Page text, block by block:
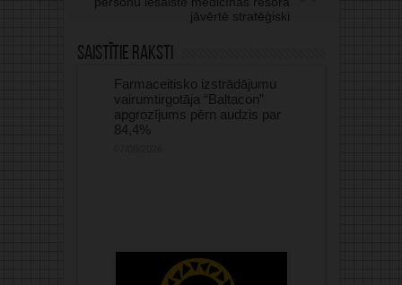
jāvērtē stratēģiski
Saistītie raksti
Farmaceitisko izstrādājumu
vairumtirgotāja “Baltacon”
apgrozījums pērn audzis par
84,4%